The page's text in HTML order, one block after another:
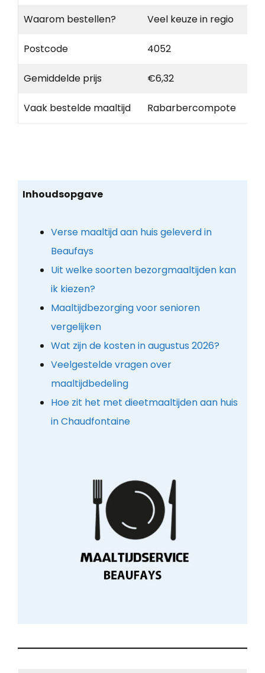
Waarom bestellen? Veel keuze in regio
Postcode 4052
Gemiddelde prijs €6,32
Vaak bestelde maaltijd Rabarbercompote
Inhoudsopgave
Verse maaltijd aan huis geleverd in
Beaufays
Uit welke soorten bezorgmaaltijden kan
ik kiezen?
Maaltijdbezorging voor senioren
vergelijken
Wat zijn de kosten in augustus 2026?
Veelgestelde vragen over
maaltijdbedeling
Hoe zit het met dieetmaaltijden aan huis
in Chaudfontaine